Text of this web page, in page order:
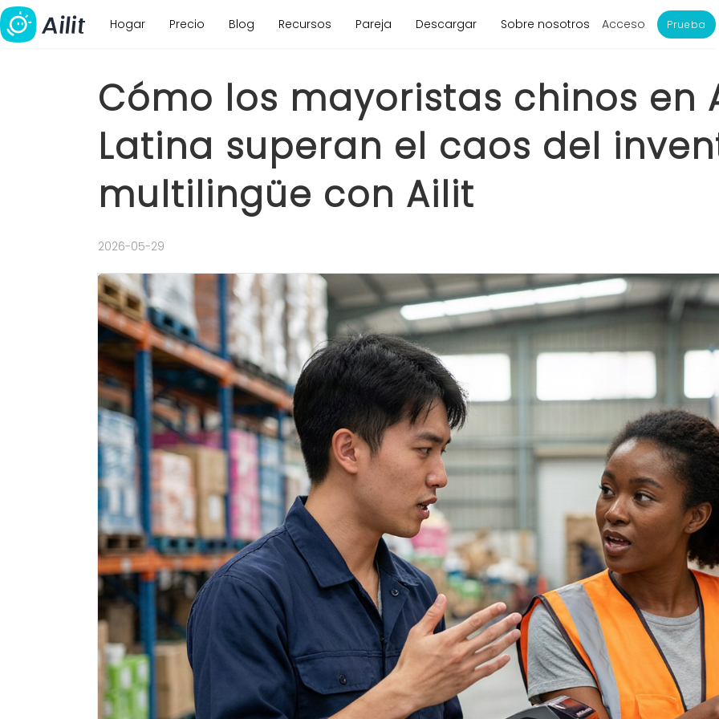
Hogar Precio Blog Recursos Pareja Descargar Sobre nosotros Acceso Prueba
Cómo los mayoristas chinos en
Latina superan el caos del
multilingüe con Ailit
2026-05-29